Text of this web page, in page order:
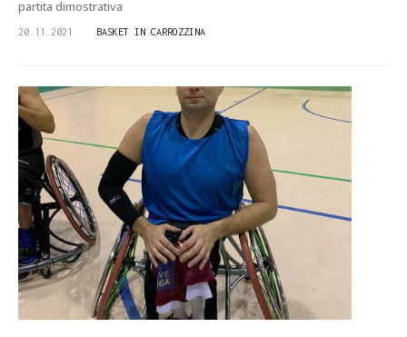
partita dimostrativa
20.11.2021 BASKET IN CARROZZINA